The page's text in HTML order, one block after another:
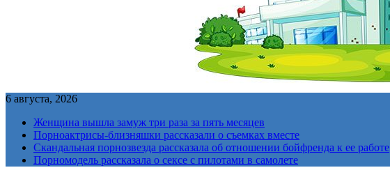
6 августа, 2026
Женщина вышла замуж три раза за пять месяцев
Порноактрисы-близняшки рассказали о съемках вместе
Скандальная порнозвезда рассказала об отношении бойфренда к ее работе
Порномодель рассказала о сексе с пилотами в самолете